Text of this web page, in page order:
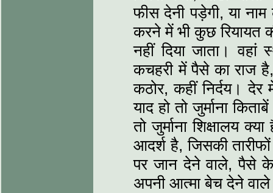
फीस देनी पड़ेगी, या
करने में भी कुछ रियायत
नहीं दिया जाता। वहां
कचहरी में पैसे का राज
कठोर, कहीं निर्दय।
याद हो तो जुर्माना
तो जुर्माना शिक्षालय
आदर्श है, जिसकी
पर जान देने वाले, पैसे
अपनी आत्मा बेच देने